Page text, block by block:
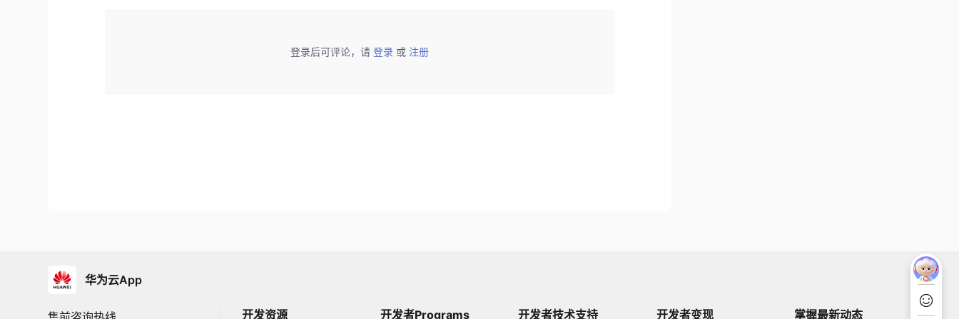
登录后可评论，请 登录 或 注册
华为云App
开发资源 开发者Programs 开发者技术支持 开发者变现 掌握最新动态